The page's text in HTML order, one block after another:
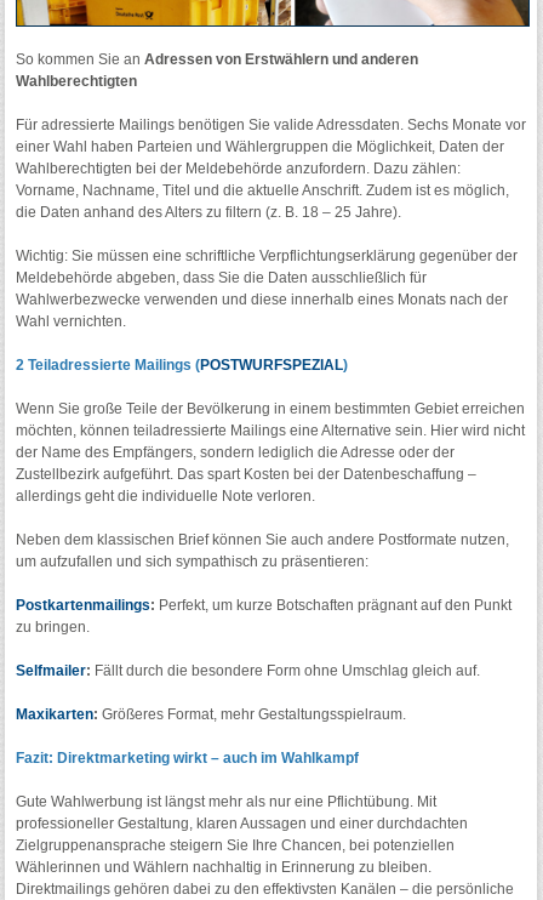
So kommen Sie an Adressen von Erstwählern und anderen
Wahlberechtigten
Für adressierte Mailings benötigen Sie valide Adressdaten. Sechs Monate vor
einer Wahl haben Parteien und Wählergruppen die Möglichkeit, Daten der
Wahlberechtigten bei der Meldebehörde anzufordern. Dazu zählen:
Vorname, Nachname, Titel und die aktuelle Anschrift. Zudem ist es möglich,
die Daten anhand des Alters zu filtern (z. B. 18 – 25 Jahre).
Wichtig: Sie müssen eine schriftliche Verpflichtungserklärung gegenüber der
Meldebehörde abgeben, dass Sie die Daten ausschließlich für
Wahlwerbezwecke verwenden und diese innerhalb eines Monats nach der
Wahl vernichten.
2 Teiladressierte Mailings (POSTWURFSPEZIAL)
Wenn Sie große Teile der Bevölkerung in einem bestimmten Gebiet erreichen
möchten, können teiladressierte Mailings eine Alternative sein. Hier wird nicht
der Name des Empfängers, sondern lediglich die Adresse oder der
Zustellbezirk aufgeführt. Das spart Kosten bei der Datenbeschaffung –
allerdings geht die individuelle Note verloren.
Neben dem klassischen Brief können Sie auch andere Postformate nutzen,
um aufzufallen und sich sympathisch zu präsentieren:
Postkartenmailings: Perfekt, um kurze Botschaften prägnant auf den Punkt
zu bringen.
Selfmailer: Fällt durch die besondere Form ohne Umschlag gleich auf.
Maxikarten: Größeres Format, mehr Gestaltungsspielraum.
Fazit: Direktmarketing wirkt – auch im Wahlkampf
Gute Wahlwerbung ist längst mehr als nur eine Pflichtübung. Mit
professioneller Gestaltung, klaren Aussagen und einer durchdachten
Zielgruppenansprache steigern Sie Ihre Chancen, bei potenziellen
Wählerinnen und Wählern nachhaltig in Erinnerung zu bleiben.
Direktmailings gehören dabei zu den effektivsten Kanälen – die persönliche